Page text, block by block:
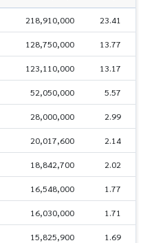
218,910,000 23.41
128,750,000 13.77
123,110,000 13.17
52,050,000 5.57
28,000,000 2.99
20,017,600 2.14
18,842,700 2.02
16,548,000 1.77
16,030,000 1.71
15,825,900 1.69